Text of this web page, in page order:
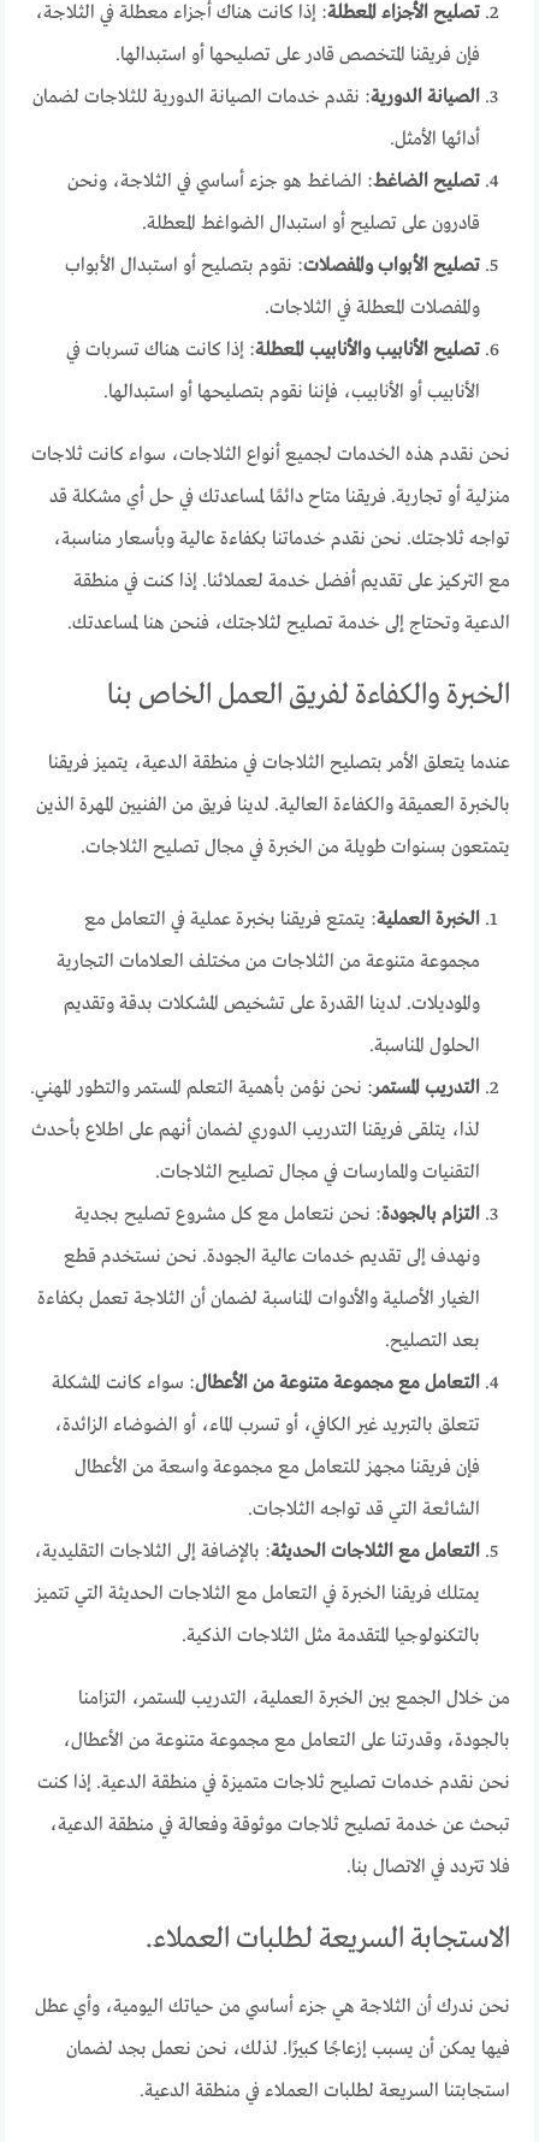
تصليح الأجزاء المعطلة: إذا كانت هناك أجزاء معطلة في الثلاجة،
فإن فريقنا المتخصص قادر على تصليحها أو استبدالها.
الصيانة الدورية: نقدم خدمات الصيانة الدورية للثلاجات لضمان
أدائها الأمثل.
تصليح الضاغط: الضاغط هو جزء أساسي في الثلاجة، ونحن
قادرون على تصليح أو استبدال الضواغط المعطلة.
تصليح الأبواب والمفصلات: نقوم بتصليح أو استبدال الأبواب
والمفصلات المعطلة في الثلاجات.
تصليح الأنابيب والأنابيب المعطلة: إذا كانت هناك تسربات في
الأنابيب أو الأنابيب، فإننا نقوم بتصليحها أو استبدالها.
نحن نقدم هذه الخدمات لجميع أنواع الثلاجات، سواء كانت ثلاجات
منزلية أو تجارية. فريقنا متاح دائمًا لمساعدتك في حل أي مشكلة قد
تواجه ثلاجتك. نحن نقدم خدماتنا بكفاءة عالية وبأسعار مناسبة،
مع التركيز على تقديم أفضل خدمة لعملائنا. إذا كنت في منطقة
الدعية وتحتاج إلى خدمة تصليح لثلاجتك، فنحن هنا لمساعدتك.
الخبرة والكفاءة لفريق العمل الخاص بنا
عندما يتعلق الأمر بتصليح الثلاجات في منطقة الدعية، يتميز فريقنا
بالخبرة العميقة والكفاءة العالية. لدينا فريق من الفنيين المهرة الذين
يتمتعون بسنوات طويلة من الخبرة في مجال تصليح الثلاجات.
الخبرة العملية: يتمتع فريقنا بخبرة عملية في التعامل مع
مجموعة متنوعة من الثلاجات من مختلف العلامات التجارية
والموديلات. لدينا القدرة على تشخيص المشكلات بدقة وتقديم
الحلول المناسبة.
التدريب المستمر: نحن نؤمن بأهمية التعلم المستمر والتطور المهني.
لذا، يتلقى فريقنا التدريب الدوري لضمان أنهم على اطلاع بأحدث
التقنيات والممارسات في مجال تصليح الثلاجات.
التزام بالجودة: نحن نتعامل مع كل مشروع تصليح بجدية
ونهدف إلى تقديم خدمات عالية الجودة. نحن نستخدم قطع
الغيار الأصلية والأدوات المناسبة لضمان أن الثلاجة تعمل بكفاءة
بعد التصليح.
التعامل مع مجموعة متنوعة من الأعطال: سواء كانت المشكلة
تتعلق بالتبريد غير الكافي، أو تسرب الماء، أو الضوضاء الزائدة،
فإن فريقنا مجهز للتعامل مع مجموعة واسعة من الأعطال
الشائعة التي قد تواجه الثلاجات.
التعامل مع الثلاجات الحديثة: بالإضافة إلى الثلاجات التقليدية،
يمتلك فريقنا الخبرة في التعامل مع الثلاجات الحديثة التي تتميز
بالتكنولوجيا المتقدمة مثل الثلاجات الذكية.
من خلال الجمع بين الخبرة العملية، التدريب المستمر، التزامنا
بالجودة، وقدرتنا على التعامل مع مجموعة متنوعة من الأعطال،
نحن نقدم خدمات تصليح ثلاجات متميزة في منطقة الدعية. إذا كنت
تبحث عن خدمة تصليح ثلاجات موثوقة وفعالة في منطقة الدعية،
فلا تتردد في الاتصال بنا.
الاستجابة السريعة لطلبات العملاء.
نحن ندرك أن الثلاجة هي جزء أساسي من حياتك اليومية، وأي عطل
فيها يمكن أن يسبب إزعاجًا كبيرًا. لذلك، نحن نعمل بجد لضمان
استجابتنا السريعة لطلبات العملاء في منطقة الدعية.